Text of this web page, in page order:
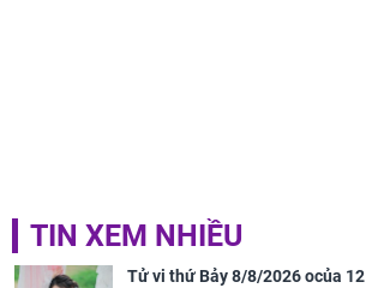
TIN XEM NHIỀU
Tử vi thứ Bảy 8/8/2026 ocủa 12